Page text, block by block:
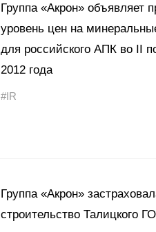
Группа «Акрон» объявляет
уровень цен на
для российского АПК во II
2012 года
#IR
Группа «Акрон»
строительство Талицкого